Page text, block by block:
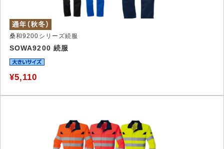
桑和9200シリーズ続服
SOWA9200 続服
¥5,110